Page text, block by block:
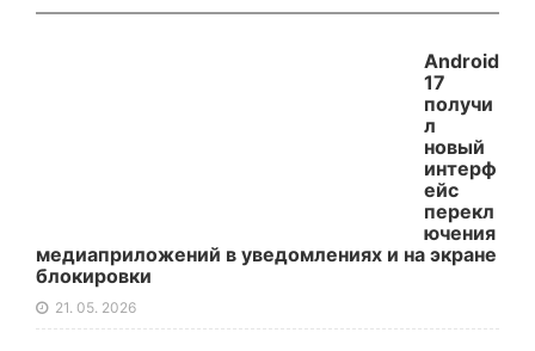
Android
17
получи
л
новый
интерф
ейс
перекл
ючения
медиаприложений в уведомлениях и на экране
блокировки
21. 05. 2026